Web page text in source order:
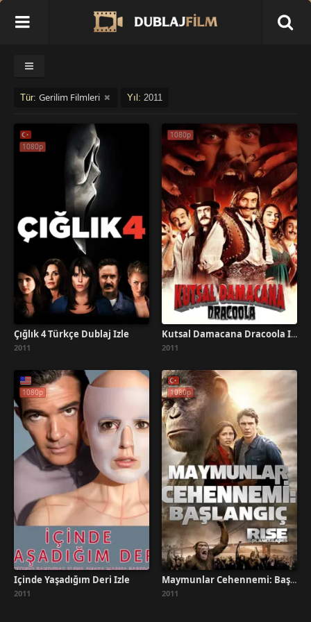
Tür: Gerilim Filmleri Yıl: 2011
1080p
Çığlık 4 Türkçe Dublaj İzle
2011
1080p
Kutsal Damacana Dracoola İzle
2011
1080p
İçinde Yaşadığım Deri İzle
2011
1080p
Maymunlar Cehennemi: Başlangıç Türkçe Dublaj İzle
2011